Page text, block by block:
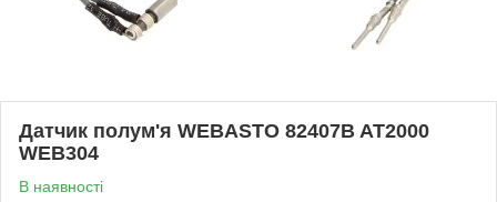
Датчик полум'я WEBASTO 82407B AT2000
WEB304
В наявності